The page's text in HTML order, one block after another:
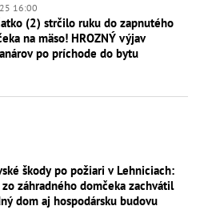
16:00
(2) strčilo ruku do zapnutého
na mäso! HROZNÝ výjav
po príchode do bytu
škody po požiari v Lehniciach:
záhradného domčeka zachvátil
dom aj hospodársku budovu